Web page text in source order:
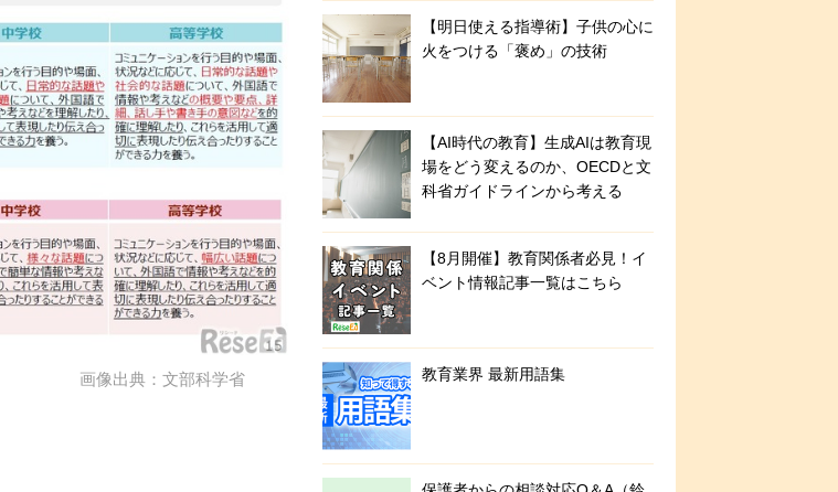
画像出典：文部科学省
【明日使える指導術】子供の心に
火をつける「褒め」の技術
【AI時代の教育】生成AIは教育現
場をどう変えるのか、OECDと文
科省ガイドラインから考える
【8月開催】教育関係者必見！イ
ベント情報記事一覧はこちら
教育業界 最新用語集